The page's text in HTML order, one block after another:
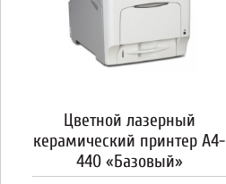
Цветной лазерный
керамический принтер А4-
440 «Базовый»